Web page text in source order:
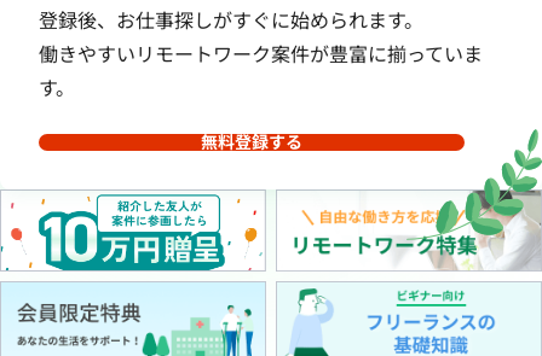
登録後、お仕事探しがすぐに始められます。
働きやすいリモートワーク案件が豊富に揃っていま
す。
無料登録する